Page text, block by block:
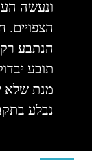
ונעשה
הצפויים.
הנתבע
תובע
מנת שלא
נבלע